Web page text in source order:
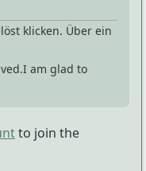
klicken. Über ein
am glad to
to join the